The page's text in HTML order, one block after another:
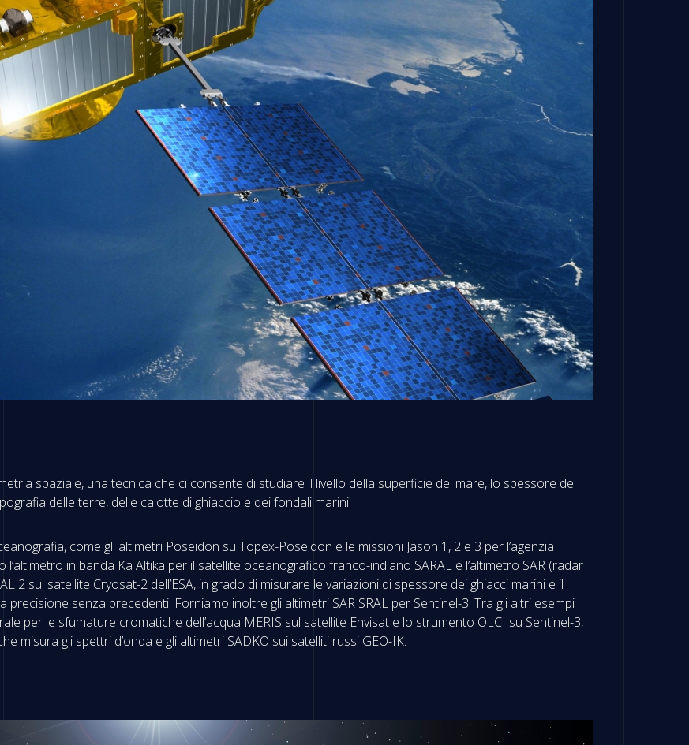
spaziale, una tecnica che ci consente di studiare il livello della superficie del mare, lo spessore dei
delle terre, delle calotte di ghiaccio e dei fondali marini.
come gli altimetri Poseidon su Topex-Poseidon e le missioni Jason 1, 2 e 3 per l’agenzia
in banda Ka Altika per il satellite oceanografico franco-indiano SARAL e l’altimetro SAR (radar
2 sul satellite Cryosat-2 dell’ESA, in grado di misurare le variazioni di spessore dei ghiacci marini e il
senza precedenti. Forniamo inoltre gli altimetri SAR SRAL per Sentinel-3. Tra gli altri esempi
per le sfumature cromatiche dell’acqua MERIS sul satellite Envisat e lo strumento OLCI su Sentinel-3,
misura gli spettri d’onda e gli altimetri SADKO sui satelliti russi GEO-IK.